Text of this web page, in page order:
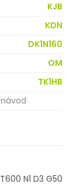
KJB
KDN
DK1N160
OM
TK1HB
T600 N1 D3 G50